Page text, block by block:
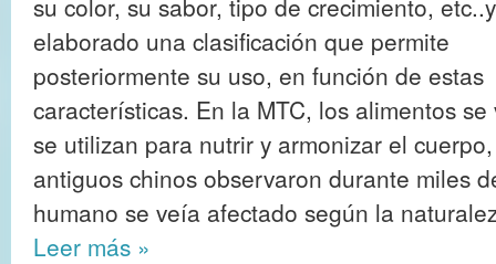
su color, su sabor, tipo de crecimiento,
elaborado una clasificación que permite
posteriormente su uso, en función de estas
características. En la MTC, los alimentos
se utilizan para nutrir y armonizar el
antiguos chinos observaron durante miles
humano se veía afectado según la
Leer más »